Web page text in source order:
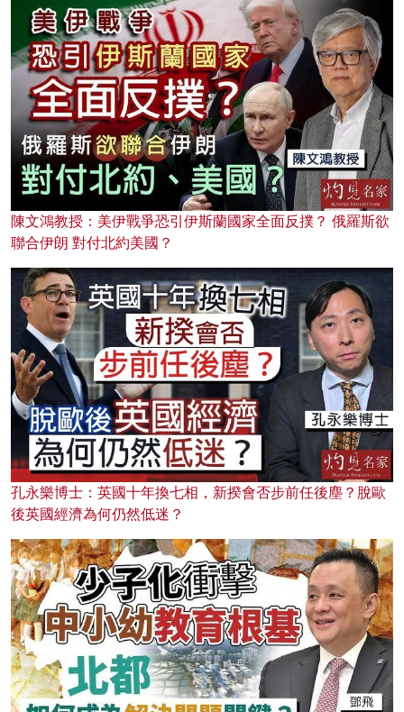
陳文鴻教授：美伊戰爭恐引伊斯蘭國家全面反撲？ 俄羅斯欲
聯合伊朗 對付北約美國？
孔永樂博士：英國十年換七相，新揆會否步前任後塵？脫歐
後英國經濟為何仍然低迷？